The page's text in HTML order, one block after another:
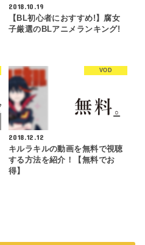
2018.10.19
【BL初心者におすすめ!】腐女
子厳選のBLアニメランキング!
VOD
2018.12.12
キルラキルの動画を無料で視聴
する方法を紹介！【無料でお
得】